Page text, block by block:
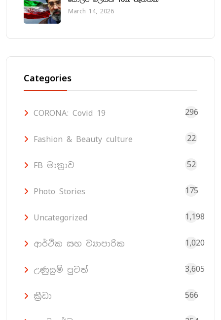
March 14, 2026
Categories
CORONA: Covid 19 296
Fashion & Beauty culture 22
FB මාත්‍රාව 52
Photo Stories 175
Uncategorized 1,198
ආර්ථික සහ ව්‍යාපාරික 1,020
උණුසුම් පුවත් 3,605
ක්‍රීඩා 566